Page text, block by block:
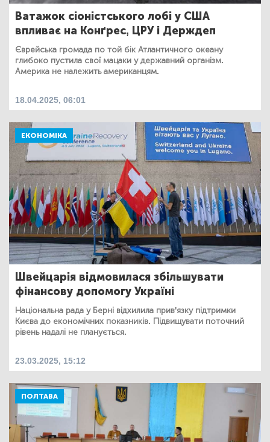
Ватажок сіоністського лобі у США
впливає на Конґрес, ЦРУ і Держдеп
Єврейська громада по той бік Атлантичного океану
глибоко пустила свої мацаки у державний організм.
Америка не належить американцям.
18.04.2025, 06:01
ЕКОНОМІКА
Швейцарія відмовилася збільшувати
фінансову допомогу Україні
Національна рада у Берні відхилила прив'язку підтримки
Києва до економічних показників. Підвищувати поточний
рівень надалі не планується.
23.03.2025, 15:12
ПОЛТАВА